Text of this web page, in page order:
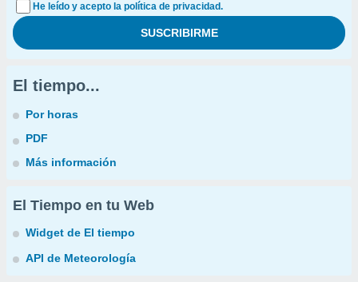
He leído y acepto la política de privacidad.
El tiempo...
Por horas
PDF
Más información
El Tiempo en tu Web
Widget de El tiempo
API de Meteorología